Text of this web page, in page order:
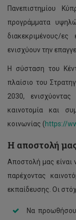
Πανεπιστημίου
προγράμματα
διακεκριμένους/
ενισχύουν την
Η σύσταση του
πλαίσιο του
2030,
καινοτομία και
κοινωνίας (https://
Η αποστολή
Αποστολή μας είναι
παρέχοντας
εκπαίδευσης. Οι
Να